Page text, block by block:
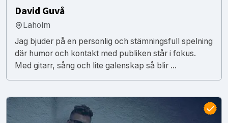
David Guvå
Laholm
Jag bjuder på en personlig och stämningsfull spelning
där humor och kontakt med publiken står i fokus.
Med gitarr, sång och lite galenskap så blir ...